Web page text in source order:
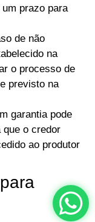
prazo para
de não
na
o processo de
previsto na
garantia pode
que o credor
ao produtor